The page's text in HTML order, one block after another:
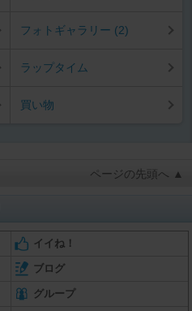
フォトギャラリー (2)
ラップタイム
買い物
ページの先頭へ ▲
イイね！
ブログ
グループ